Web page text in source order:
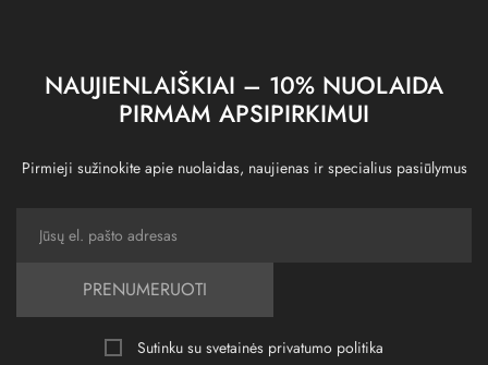
NAUJIENLAIŠKIAI – 10% NUOLAIDA
PIRMAM APSIPIRKIMUI
Pirmieji sužinokite apie nuolaidas, naujienas ir specialius pasiūlymus
PRENUMERUOTI
Sutinku su svetainės privatumo politika